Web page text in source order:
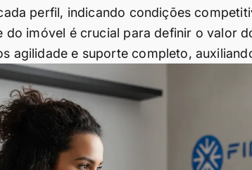
perfil, indicando condições
do imóvel é crucial para definir o valor
agilidade e suporte completo,